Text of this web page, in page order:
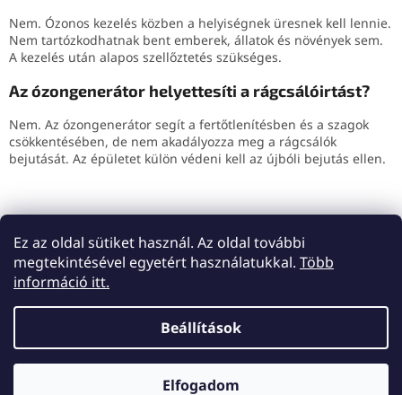
Ez az oldal sütiket használ. Az oldal további
megtekintésével egyetért használatukkal. Több
információ itt.
Beállítások
Elfogadom
Nem. Ózonos kezelés közben a helyiségnek üresnek kell lennie.
Nem tartózkodhatnak bent emberek, állatok és növények sem.
A kezelés után alapos szellőztetés szükséges.
Az ózongenerátor helyettesíti a rágcsálóirtást?
Nem. Az ózongenerátor segít a fertőtlenítésben és a szagok
csökkentésében, de nem akadályozza meg a rágcsálók
bejutását. Az épületet külön védeni kell az újbóli bejutás ellen.
ELŐZŐ CIKK KÖVETKEZŐ CIKK
Copyright 2026Lemes. Minden jog fenntartva.Süti
beállítások szerkesztése